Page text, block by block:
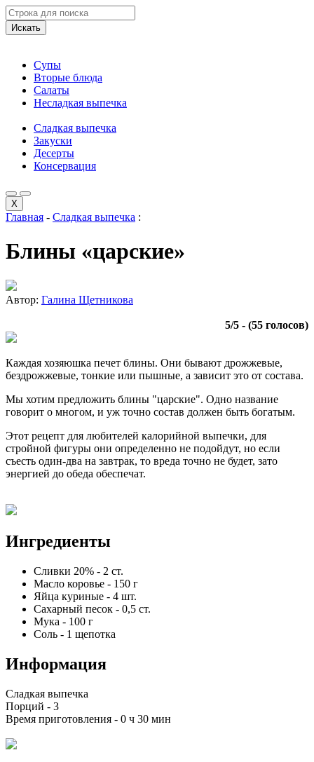
Искать
Супы
Вторые блюда
Салаты
Несладкая выпечка
Сладкая выпечка
Закуски
Десерты
Консервация
X
Главная - Сладкая выпечка :
Блины «царские»
Автор: Галина Щетникова
5/5 - (55 голосов)
Каждая хозяюшка печет блины. Они бывают дрожжевые,
бездрожжевые, тонкие или пышные, а зависит это от состава.
Мы хотим предложить блины "царские". Одно название
говорит о многом, и уж точно состав должен быть богатым.
Этот рецепт для любителей калорийной выпечки, для
стройной фигуры они определенно не подойдут, но если
съесть один-два на завтрак, то вреда точно не будет, зато
энергией до обеда обеспечат.
Ингредиенты
Сливки 20% - 2 ст.
Масло коровье - 150 г
Яйца куриные - 4 шт.
Сахарный песок - 0,5 ст.
Мука - 100 г
Соль - 1 щепотка
Информация
Сладкая выпечка
Порций - 3
Время приготовления - 0 ч 30 мин